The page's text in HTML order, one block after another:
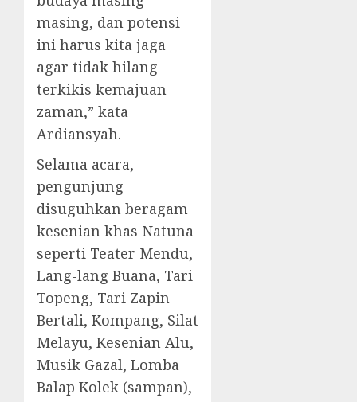
masing, dan potensi
ini harus kita jaga
agar tidak hilang
terkikis kemajuan
zaman,” kata
Ardiansyah.
Selama acara,
pengunjung
disuguhkan beragam
kesenian khas Natuna
seperti Teater Mendu,
Lang-lang Buana, Tari
Topeng, Tari Zapin
Bertali, Kompang, Silat
Melayu, Kesenian Alu,
Musik Gazal, Lomba
Balap Kolek (sampan),